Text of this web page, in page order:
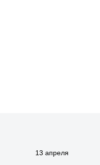
13 апреля